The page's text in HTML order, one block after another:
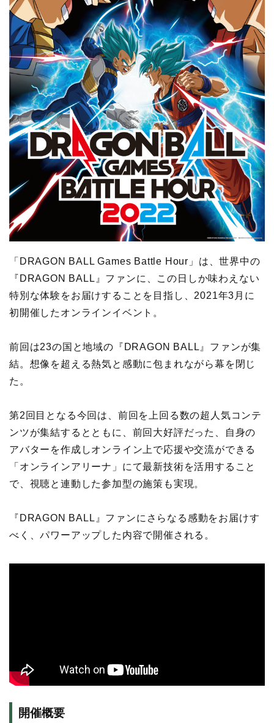
「DRAGON BALL Games Battle Hour」は、世界中の
『DRAGON BALL』ファンに、この日しか味わえない
特別な体験をお届けすることを目指し、2021年3月に
初開催したオンラインイベント。
前回は23の国と地域の『DRAGON BALL』ファンが集
結。想像を超える熱気と感動に包まれながら幕を閉じ
た。
第2回目となる今回は、前回を上回る数の超人気コンテ
ンツが集結するとともに、前回大好評だった、自身の
アバターを作成しオンライン上で応援や交流ができる
「オンラインアリーナ」にて最新技術を活用すること
で、視聴と連動した参加型の施策も実現。
『DRAGON BALL』ファンにさらなる感動をお届けす
べく、パワーアップした内容で開催される。
開催概要